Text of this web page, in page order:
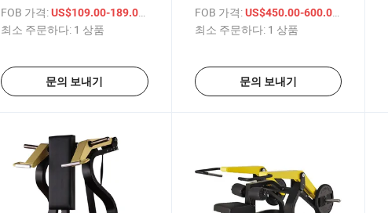
쿼트 랙
FOB 가격: US$109.00-189.00
최소 주문하다: 1 상품
문의 보내기
비 스미스 머신 다기능 스쿼트
랙
FOB 가격: US$450.00-600.00
최소 주문하다: 1 상품
문의 보내기